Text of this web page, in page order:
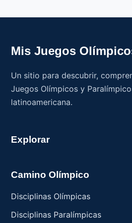
Mis Juegos
Un sitio para descubrir,
Juegos Olímpicos y
latinoamericana.
Explorar
Camino Olímpico
Disciplinas Olímpicas
Disciplinas Paralímpicas